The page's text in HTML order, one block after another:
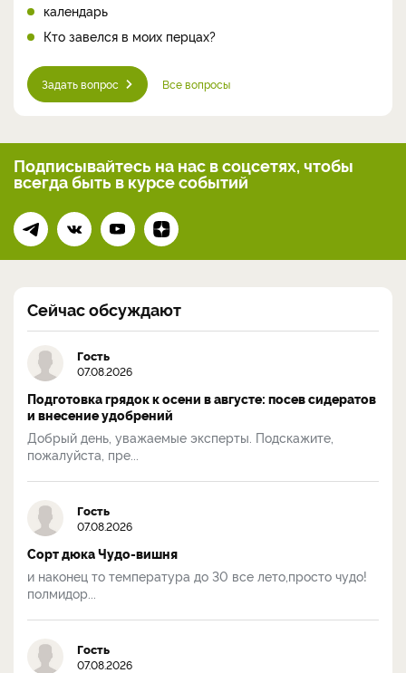
календарь
Кто завелся в моих перцах?
Задать вопрос Все вопросы
Подписывайтесь на нас в соцсетях, чтобы
всегдабыть в курсе событий
Сейчас обсуждают
Гость
07.08.2026
Подготовка грядок к осени в августе: посев сидератов
и внесение удобрений
Добрый день, уважаемые эксперты. Подскажите,
пожалуйста, пре...
Гость
07.08.2026
Сорт дюка Чудо-вишня
и наконец то температура до 30 все лето,просто чудо!
полмидор...
Гость
07.08.2026